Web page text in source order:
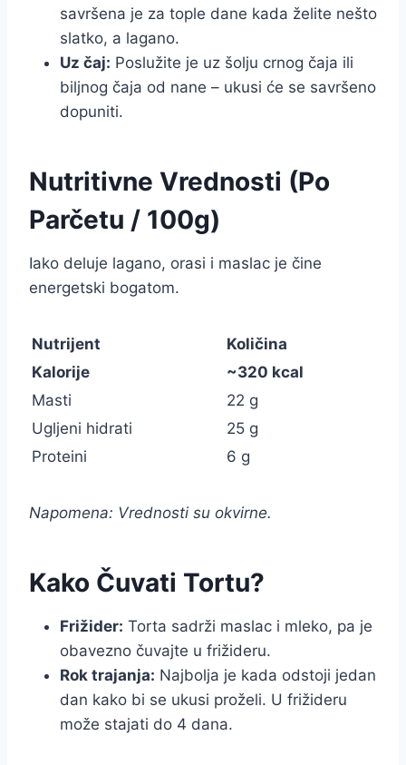
savršena je za tople dane kada želite nešto
slatko, a lagano.
Uz čaj: Poslužite je uz šolju crnog čaja ili
biljnog čaja od nane – ukusi će se savršeno
dopuniti.
Nutritivne Vrednosti (Po
Parčetu / 100g)
Iako deluje lagano, orasi i maslac je čine
energetski bogatom.
Nutrijent
Količina
Kalorije
~320 kcal
Masti
22 g
Ugljeni hidrati
25 g
Proteini
6 g
Napomena: Vrednosti su okvirne.
Kako Čuvati Tortu?
Frižider: Torta sadrži maslac i mleko, pa je
obavezno čuvajte u frižideru.
Rok trajanja: Najbolja je kada odstoji jedan
dan kako bi se ukusi proželi. U frižideru
može stajati do 4 dana.